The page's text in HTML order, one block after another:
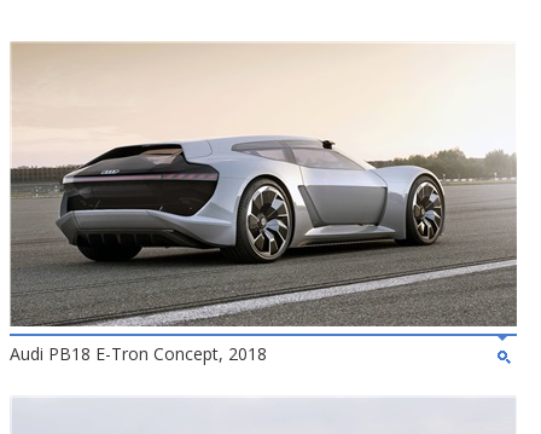
Audi PB18 E-Tron Concept, 2018